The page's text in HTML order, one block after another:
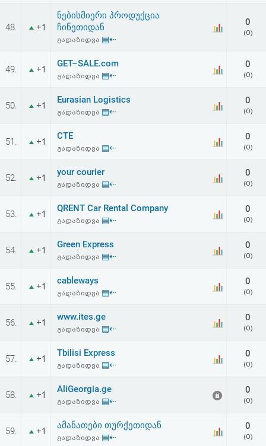
სალიცენზიო
შეთანხმება
პასუხისმგებლობის
უარყოფა
48. +1
ნებისმიერი პროდუქცია
ჩინეთიდან
გადაზიდვა ▤⇠
0
(0)
49. +1
GET–SALE.com
გადაზიდვა ▤⇠
0
(0)
50. +1
Eurasian Logistics
გადაზიდვა ▤⇠
0
(0)
51. +1
CTE
გადაზიდვა ▤⇠
0
(0)
52. +1
your courier
გადაზიდვა ▤⇠
0
(0)
53. +1
QRENT Car Rental Company
გადაზიდვა ▤⇠
0
(0)
54. +1
Green Express
გადაზიდვა ▤⇠
0
(0)
55. +1
cableways
გადაზიდვა ▤⇠
0
(0)
56. +1
www.ites.ge
გადაზიდვა ▤⇠
0
(0)
57. +1
Tbilisi Express
გადაზიდვა ▤⇠
0
(0)
58. +1
AliGeorgia.ge
გადაზიდვა ▤⇠
0
(0)
59. +1
ამანათები თურქეთიდან
გადაზიდვა ▤⇠
0
(0)